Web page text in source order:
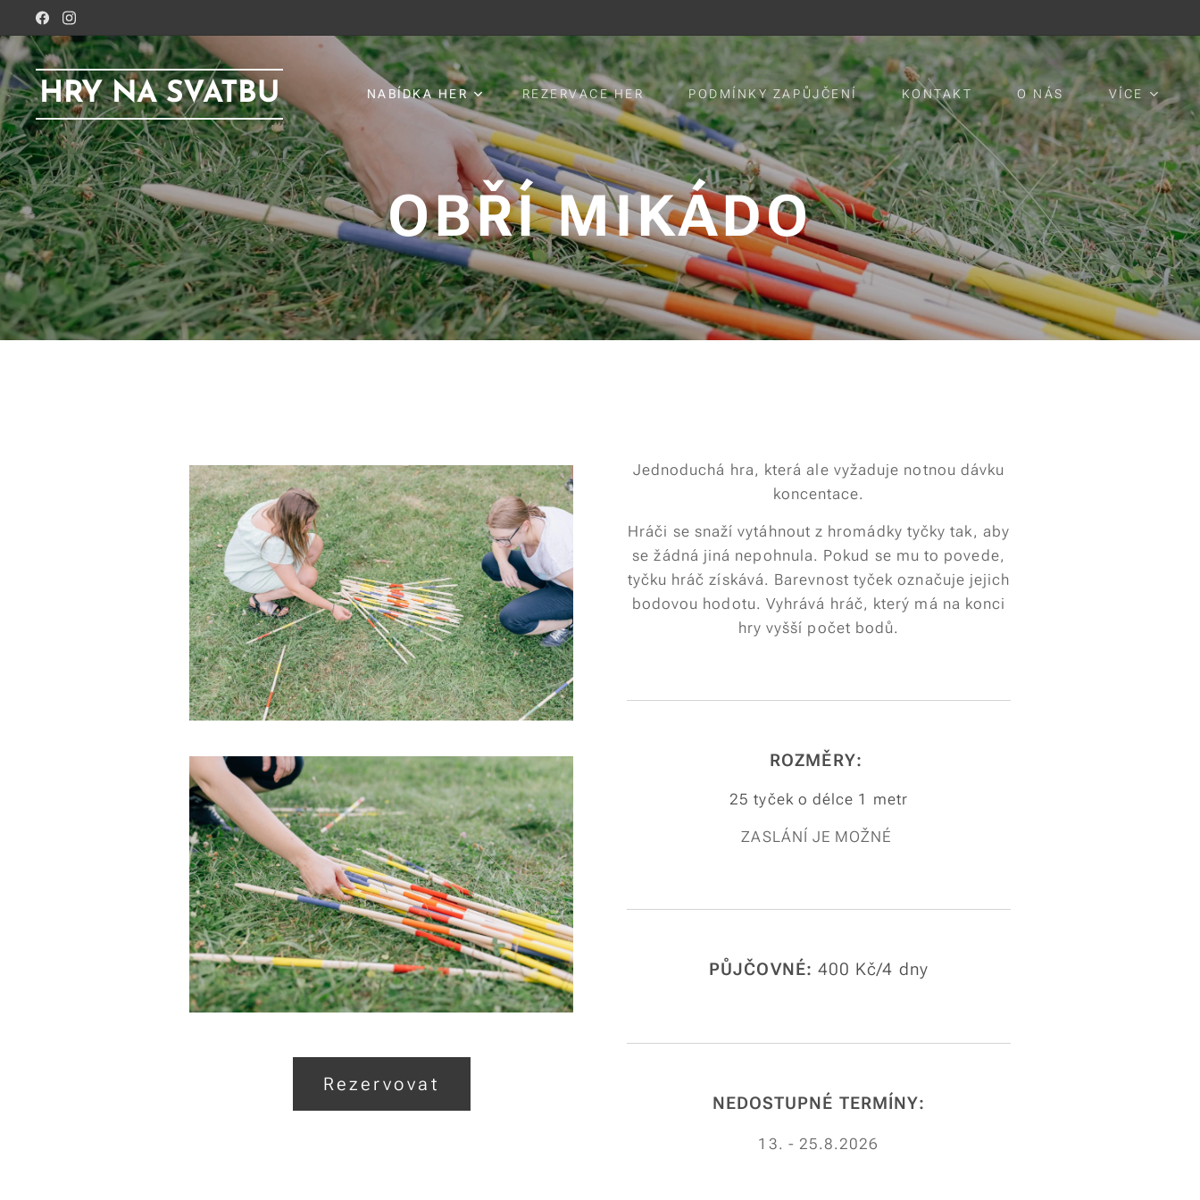
HRY NA SVATBU NABÍDKA HER REZERVACE HER PODMÍNKY ZAPŮJČENÍ KONTAKT O NÁS VÍCE
OBŘÍ MIKÁDO
Rezervovat
Jednoduchá hra, která ale vyžaduje notnou dávku
koncentace.
Hráči se snaží vytáhnout z hromádky tyčky tak, aby
se žádná jiná nepohnula. Pokud se mu to povede,
tyčku hráč získává. Barevnost tyček označuje jejich
bodovou hodotu. Vyhrává hráč, který má na konci
hry vyšší počet bodů.
ROZMĚRY:
25 tyček o délce 1 metr
ZASLÁNÍ JE MOŽNÉ
PŮJČOVNÉ: 400 Kč/4 dny
NEDOSTUPNÉ TERMÍNY:
13. - 25.8.2026